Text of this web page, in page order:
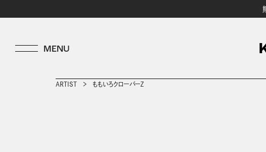
ARTIST ももいろクローバーＺ